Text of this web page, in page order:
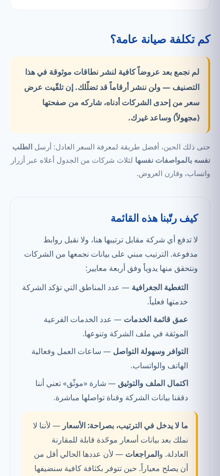
كم تكلفة صيانة عامة؟
لم نجمع بعد عروضاً كافية لنشر نطاقات موثوقة في هذا
التصنيف —ولن ننشر أرقاماً قد تضلّلك. إن تلقّيت عرض
سعر من إحدى الشركات أدناه، شاركه من صفحتها
(مجهولاً) وساعد غيرك.
حتى ذلك الحين، أفضل طريقة لمعرفة السعر العادل: أرسل الطلب
نفسه بالمواصفات نفسها لثلاث شركات من الجدول أعلاه عبر أزرار
واتساب، وقارن العروض.
كيف رتّبنا هذه القائمة
لا تدفع أي شركة مقابل ترتيبها هنا، ولا نقبل روابط
مدفوعة. الترتيب مبني على بيانات نجمعها من الشركات
ونتحقق منها يدوياً وفق أربعة معايير:
التغطية الجغرافية — عدد المناطق التي تؤكد الشركة
خدمتها فعلياً.
عمق قائمة الخدمات — عدد الخدمات الفرعية
الموثقة في ملف الشركة وتنوعها.
التوافر وسهولة التواصل — ساعات العمل وفعالية
الهاتف والواتساب.
اكتمال الملف والتوثيق — شارة «موثّق» تعني أننا
دققنا بيانات الشركة وقناة تواصلها مباشرة.
ما لا يدخل في الترتيب، بصراحة: الأسعار — لأننا لا
نملك بعد بيانات أسعار موحّدة قابلة للمقارنة
العادلة. والمراجعات — لأن عددها الحالي أقل من
أن يصلح معياراً. حين تتوفر بكثافة كافية سنضيفها